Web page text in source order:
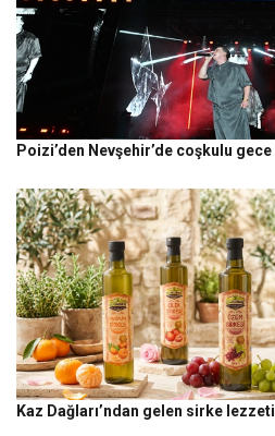
Poizi’den Nevşehir’de coşkulu gece
Kaz Dağları’ndan gelen sirke lezzeti